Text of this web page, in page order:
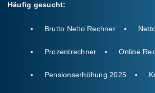
Häufig gesucht:
Brutto Netto Rechner
Prozentrechner Online
Pensionserhöhung 2025